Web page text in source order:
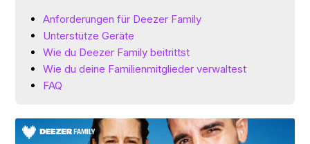
Anforderungen für Deezer Family
Unterstütze Geräte
Wie du Deezer Family beitrittst
Wie du deine Familienmitglieder verwaltest
FAQ